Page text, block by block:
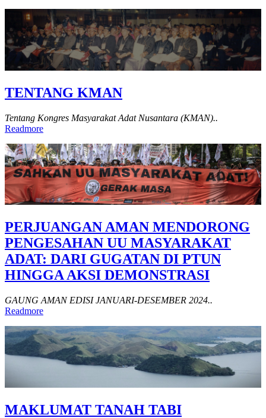
TENTANG KMAN
Tentang Kongres Masyarakat Adat Nusantara (KMAN)..
Readmore
PERJUANGAN AMAN MENDORONG
PENGESAHAN UU MASYARAKAT
ADAT: DARI GUGATAN DI PTUN
HINGGA AKSI DEMONSTRASI
GAUNG AMAN EDISI JANUARI-DESEMBER 2024..
Readmore
MAKLUMAT TANAH TABI